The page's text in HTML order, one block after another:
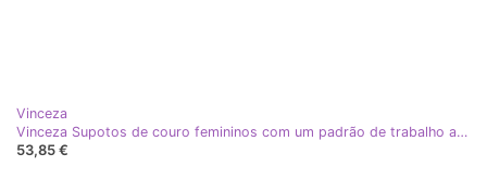
Vinceza
Vinceza Supotos de couro femininos com um padrão de trabalho aberto Vincez 88028 White branco
53,85 €